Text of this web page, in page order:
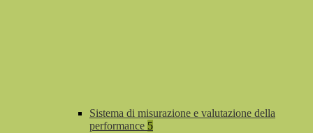
Sistema di misurazione e valutazione della
performance 5